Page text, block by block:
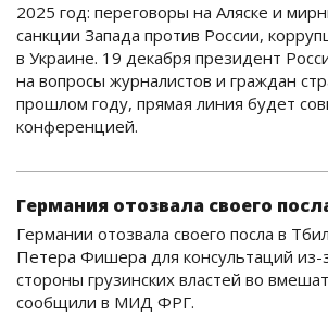
2025 год: переговоры на Аляске и
санкции Запада против России,
в Украине. 19 декабря президент
на вопросы журналистов и граждан
прошлом году, прямая линия будет
конференцией.
Германия отозвала своего
Германии отозвала своего посла в
Петера Фишера для консультаций из-
стороны грузинских властей во
сообщили в МИД ФРГ.